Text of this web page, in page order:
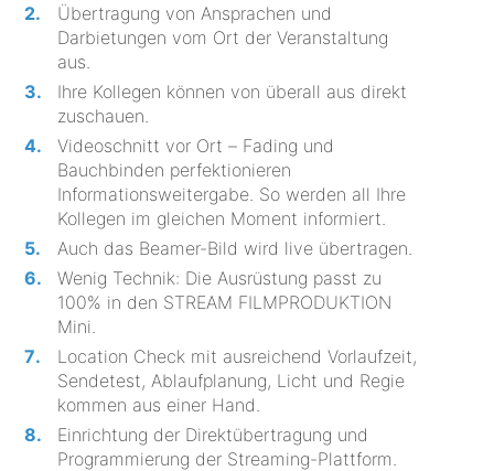
Übertragung von Ansprachen und
Darbietungen vom Ort der Veranstaltung
aus.
Ihre Kollegen können von überall aus direkt
zuschauen.
Videoschnitt vor Ort – Fading und
Bauchbinden perfektionieren
Informationsweitergabe. So werden all Ihre
Kollegen im gleichen Moment informiert.
Auch das Beamer-Bild wird live übertragen.
Wenig Technik: Die Ausrüstung passt zu
100% in den STREAM FILMPRODUKTION
Mini.
Location Check mit ausreichend Vorlaufzeit,
Sendetest, Ablaufplanung, Licht und Regie
kommen aus einer Hand.
Einrichtung der Direktübertragung und
Programmierung der Streaming-Plattform.